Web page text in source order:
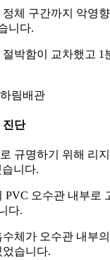
체 구간까지 악영
니다.
박함이 교차했고 1
림배관
진단
규명하기 위해 리
니다.
PVC 오수관 내부로
다.
체가 오수관 내부의
습니다.